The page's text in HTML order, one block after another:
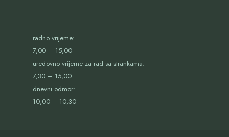
radno vrijeme:
7,00 – 15,00
uredovno vrijeme za rad sa strankama:
7,30 – 15,00
dnevni odmor:
10,00 – 10,30